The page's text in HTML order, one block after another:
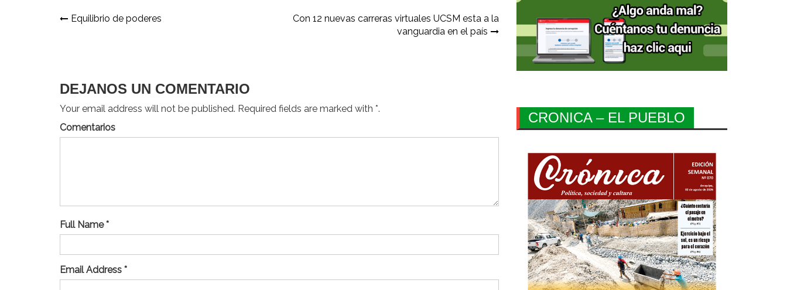
Navegación
Equilibrio de poderes
Con 12 nuevas carreras virtuales UCSM esta a la
vanguardia en el país
DEJANOS UN COMENTARIO
Your email address will not be published. Required fields are marked with *.
Comentarios
Full Name *
Email Address *
CRONICA – EL PUEBLO